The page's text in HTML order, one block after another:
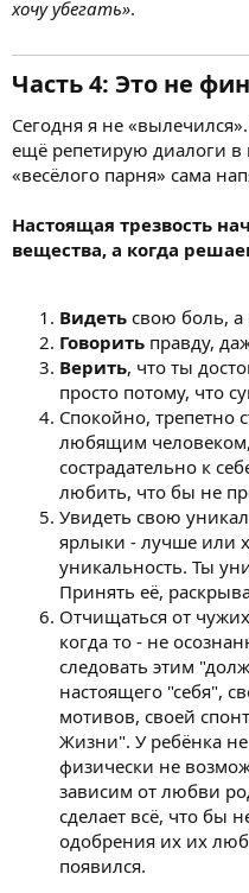
хочу убегать».
Часть 4: Это не
Сегодня я не
ещё репетирую диалоги в
«весёлого парня» сама
Настоящая трезвость
вещества, а когда
Видеть свою боль, а
Говорить правду,
Верить, что ты
просто потому, что
Спокойно, трепетно
любящим
сострадательно к
любить, что бы не
Увидеть свою
ярлыки - лучше или
уникальность. Ты
Принять её,
Отчищаться от
когда то - не
следовать этим
настоящего "себя",
мотивов, своей
Жизни". У ребёнка
физически не
зависим от любви
сделает всё, что бы
одобрения их их
появился.